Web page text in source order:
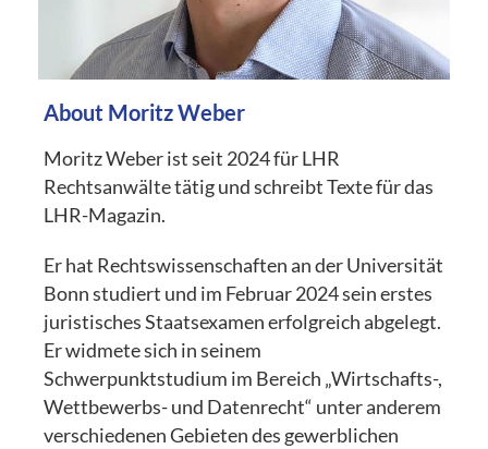
About Moritz Weber
Moritz Weber ist seit 2024 für LHR
Rechtsanwälte tätig und schreibt Texte für das
LHR-Magazin.
Er hat Rechtswissenschaften an der Universität
Bonn studiert und im Februar 2024 sein erstes
juristisches Staatsexamen erfolgreich abgelegt.
Er widmete sich in seinem
Schwerpunktstudium im Bereich „Wirtschafts-,
Wettbewerbs- und Datenrecht“ unter anderem
verschiedenen Gebieten des gewerblichen